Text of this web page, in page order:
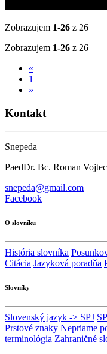
Zobrazujem 1-26 z 26
Zobrazujem 1-26 z 26
«
1
»
Kontakt
Snepeda
PaedDr. Bc. Roman
snepeda@gmail.com
Facebook
O slovníku
História slovníka
Citácia Jazyková poradňa
Slovníky
Slovenský jazyk -> SPJ
Prstové znaky Nepriame
terminológia Zahraničné